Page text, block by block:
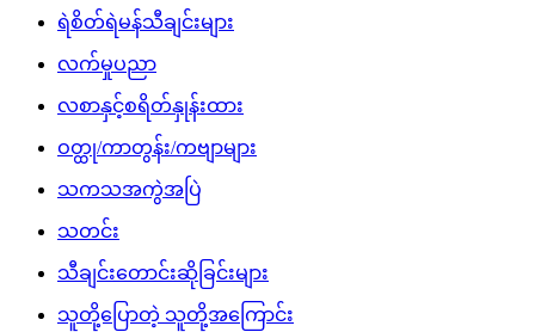
ရဲစိတ်ရဲမန်သီချင်းများ
လက်မှုပညာ
လစာနှင့်စရိတ်နှုန်းထား
ဝတ္ထု/ကာတွန်း/ကဗျာများ
သကသအကွဲအပြဲ
သတင်း
သီချင်းတောင်းဆိုခြင်းများ
သူတို့ပြောတဲ့ သူတို့အကြောင်း